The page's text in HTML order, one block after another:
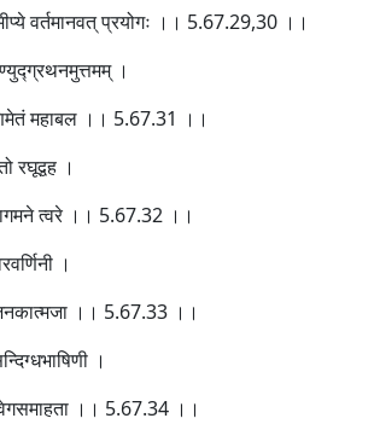
वर्तमानवत् प्रयोगः ।। 5.67.29,30 ।।
।
महाबल ।। 5.67.31 ।।
रघूद्वह ।
त्वरे ।। 5.67.32 ।।
।
जनकात्मजा ।। 5.67.33 ।।
।
।। 5.67.34 ।।